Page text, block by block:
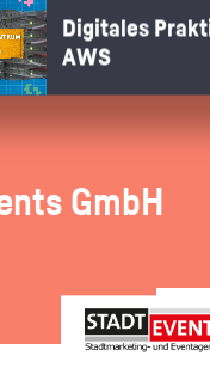
GmbH
Digitales
AWS